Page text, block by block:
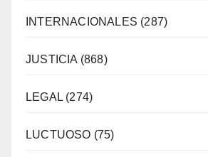
INTERNACIONALES (287)
JUSTICIA (868)
LEGAL (274)
LUCTUOSO (75)